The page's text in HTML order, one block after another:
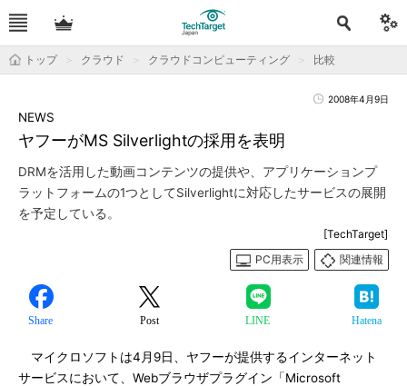
トップ クラウド クラウドコンピューティング 比較
2008年4月9日
ヤフーがMS Silverlightの採用を表明
NEWS
DRMを活用した動画コンテンツの提供や、アプリケーションプ
ラットフォームの1つとしてSilverlightに対応したサービスの展開
を予定している。
[TechTarget]
PC用表示
関連情報
Share Post LINE Hatena
マイクロソフトは4月9日、ヤフーが提供するインターネット
サービスにおいて、Webブラウザプラグイン「Microsoft